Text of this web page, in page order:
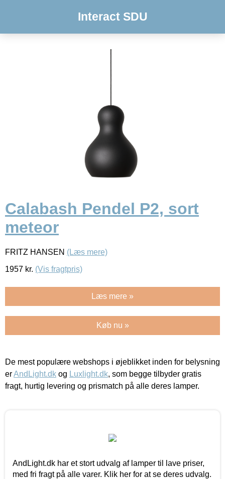
Interact SDU
Calabash Pendel P2, sort
meteor
FRITZ HANSEN (Læs mere)
1957 kr. (Vis fragtpris)
Læs mere »
Køb nu »
De mest populære webshops i øjeblikket inden for belysning
erAndLight.dk og Luxlight.dk, som begge tilbyder gratis
fragt, hurtig levering og prismatch på alle deres lamper.
AndLight.dk har et stort udvalg af lamper til lave priser,
med fri fragt på alle varer. Klik her for at se deres udvalg.